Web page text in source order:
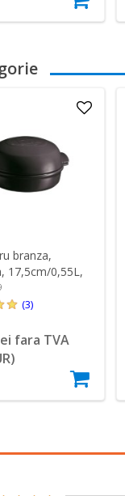
branza,
17,5cm/0,55L,
Emile Henry
(3)
fara TVA